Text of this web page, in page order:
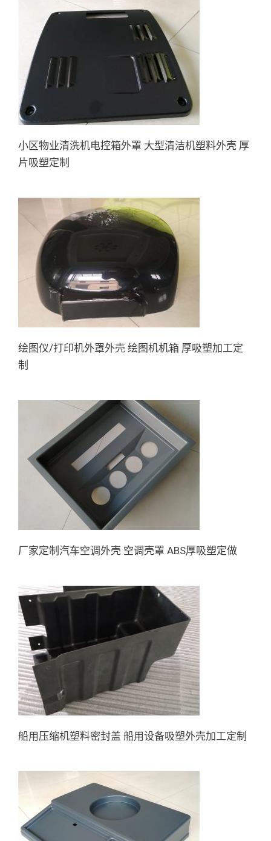
小区物业清洗机电控箱外罩 大
型清洁机塑料外壳 厚片吸塑定
小区物业清洗机电控箱外罩 大型清洁机塑料外壳 厚
片吸塑定制
绘图仪/打印机外罩外壳 绘图机
机箱 厚吸塑加工定制
绘图仪/打印机外罩外壳 绘图机机箱 厚吸塑加工定
制
厂家定制汽车空调外壳 空调壳
罩 ABS厚吸塑定做
厂家定制汽车空调外壳 空调壳罩 ABS厚吸塑定做
船用压缩机塑料密封盖 船用设
备吸塑外壳加工定制
船用压缩机塑料密封盖 船用设备吸塑外壳加工定制
汽车四轮定位仪操作台桌 电脑